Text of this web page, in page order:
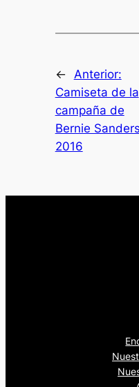
← Anterior:
Camiseta de la
campaña de
Bernie Sanders
2016